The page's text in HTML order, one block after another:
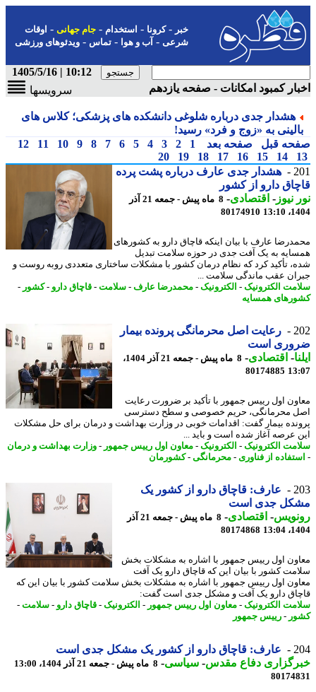
-کرونا-استخدام- جام جهانی-اوقات
شرعی-آب و هوا-تماس-ویدئوهای ورزشی
10:12 | 1405/5/16
کمبود امکانات - صفحه یازدهم
سرویسها
هشدار جدی درباره شلوغی دانشکده های پزشکی؛ کلاس های
به «زوج و فرد» رسید!
قبل صفحه بعد 1
2
3
4
5
6
7
8
9
10
11
12
14
15
16
17
18
19
20
هشدار جدی عارف درباره پشت پرده
دارو از کشور
نیوز-اقتصادی-
8 ماه پیش - جمعه 21 آذر
80174910
عارف با بیان اینکه قاچاق دارو به کشورهای
به یک آفت جدی در حوزه سلامت تبدیل
تأکید کرد که نظام درمان کشور با مشکلات ساختاری متعددی روبه روست و
عقب ماندگی سلامت ...
الکترونیک-الکترونیک-محمدرضا عارف- سلامت-قاچاق دارو - کشور-
همسایه
رعایت اصل محرمانگی پرونده بیمار
است
-اقتصادی-
8 ماه پیش - جمعه 21 آذر 1404،
80174885
اول رییس جمهور با تأکید بر ضرورت رعایت
محرمانگی، حریم خصوصی و سطح دسترسی
بیمار گفت: اقدامات خوبی در وزارت بهداشت و درمان برای حل مشکلات
عرصه آغاز شده است و باید ...
الکترونیک-الکترونیک-معاون اول رییس جمهور-وزارت بهداشت و درمان
از فناوری- محرمانگی-کشورمان
عارف: قاچاق دارو از کشور یک
جدی است
-اقتصادی-
8 ماه پیش - جمعه 21 آذر
80174868
اول رییس جمهور با اشاره به مشکلات بخش
کشور با بیان این که قاچاق دارو یک آفت
اول رییس جمهور با اشاره به مشکلات بخش سلامت کشور با بیان این که
دارو یک آفت و مشکل جدی است گفت:
الکترونیک-معاون اول رییس جمهور-الکترونیک-قاچاق دارو - سلامت-
-رییس جمهور
عارف: قاچاق دارو از کشور یک مشکل جدی است
دفاع مقدس-سیاسی-8 ماه پیش - جمعه 21 آذر 1404، 13:00